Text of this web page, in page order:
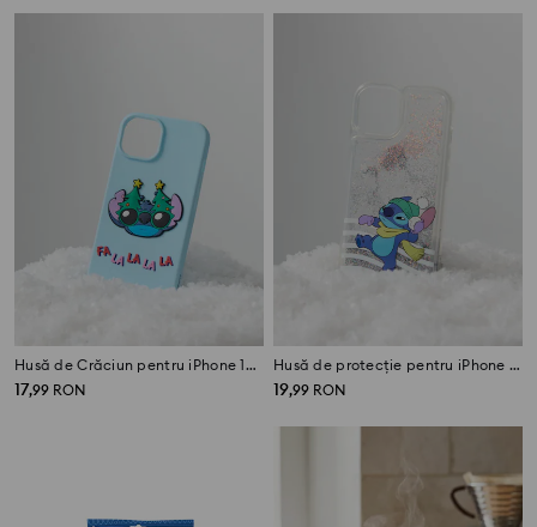
Husă de Crăciun pentru iPhone 15 Stitch
17,99 RON
Husă de protecție pentru iPhone 11/XR Stitch
19,99 RON